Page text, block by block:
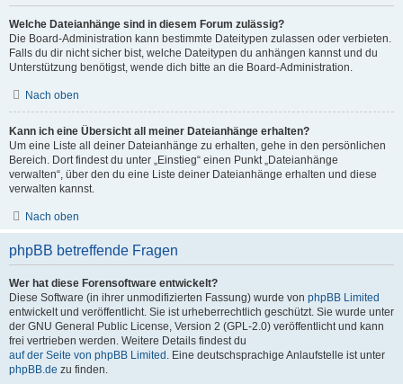
Welche Dateianhänge sind in diesem Forum zulässig?
Die Board-Administration kann bestimmte Dateitypen zulassen oder verbieten.
Falls du dir nicht sicher bist, welche Dateitypen du anhängen kannst und du
Unterstützung benötigst, wende dich bitte an die Board-Administration.
Nach oben
Kann ich eine Übersicht all meiner Dateianhänge erhalten?
Um eine Liste all deiner Dateianhänge zu erhalten, gehe in den persönlichen
Bereich. Dort findest du unter „Einstieg“ einen Punkt „Dateianhänge
verwalten“, über den du eine Liste deiner Dateianhänge erhalten und diese
verwalten kannst.
Nach oben
phpBB betreffende Fragen
Wer hat diese Forensoftware entwickelt?
Diese Software (in ihrer unmodifizierten Fassung) wurde von phpBB Limited
entwickelt und veröffentlicht. Sie ist urheberrechtlich geschützt. Sie wurde unter
der GNU General Public License, Version 2 (GPL-2.0) veröffentlicht und kann
frei vertrieben werden. Weitere Details findest du
auf der Seite von phpBB Limited . Eine deutschsprachige Anlaufstelle ist unter
phpBB.de zu finden.